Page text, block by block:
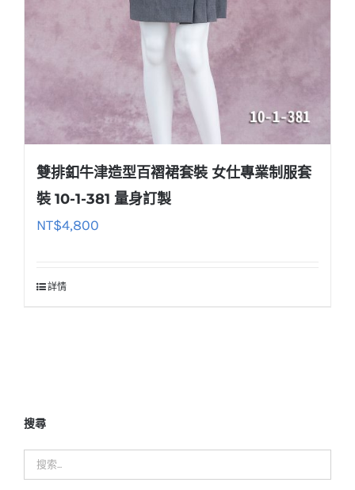
雙排釦牛津造型百褶裙套裝 女仕專業制服套
裝 10-1-381 量身訂製
NT$4,800
詳情
搜尋